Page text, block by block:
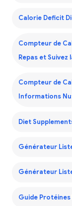
Calorie Deficit
Compteur de
Repas et
Compteur de
Informations
Diet
Générateur
Générateur
Guide